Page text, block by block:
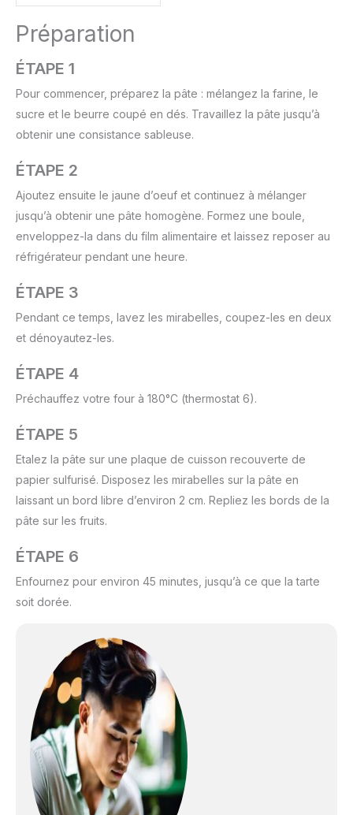
Préparation
ÉTAPE 1
Pour commencer, préparez la pâte : mélangez la farine, le
sucre et le beurre coupé en dés. Travaillez la pâte jusqu’à
obtenir une consistance sableuse.
ÉTAPE 2
Ajoutez ensuite le jaune d’oeuf et continuez à mélanger
jusqu’à obtenir une pâte homogène. Formez une boule,
enveloppez-la dans du film alimentaire et laissez reposer au
réfrigérateur pendant une heure.
ÉTAPE 3
Pendant ce temps, lavez les mirabelles, coupez-les en deux
et dénoyautez-les.
ÉTAPE 4
Préchauffez votre four à 180°C (thermostat 6).
ÉTAPE 5
Etalez la pâte sur une plaque de cuisson recouverte de
papier sulfurisé. Disposez les mirabelles sur la pâte en
laissant un bord libre d’environ 2 cm. Repliez les bords de la
pâte sur les fruits.
ÉTAPE 6
Enfournez pour environ 45 minutes, jusqu’à ce que la tarte
soit dorée.